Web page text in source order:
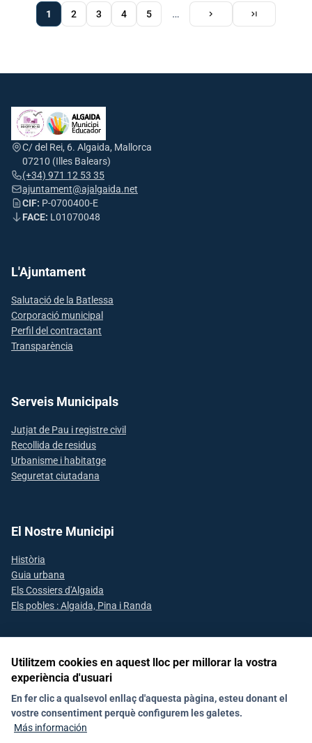
Paginación
Página
actual
1 Page
2 Page
3 Page
4 Page
5 …
Siguiente
página
chevron_right
Última
página
last_page
C/ del Rei, 6. Algaida, Mallorca
07210 (Illes Balears)
(+34) 971 12 53 35
ajuntament@ajalgaida.net
CIF: P-0700400-E
FACE: L01070048
L'Ajuntament
Salutació de la Batlessa
Corporació municipal
Perfil del contractant
Transparència
Serveis Municipals
Jutjat de Pau i registre civil
Recollida de residus
Urbanisme i habitatge
Seguretat ciutadana
El Nostre Municipi
Història
Guia urbana
Els Cossiers d'Algaida
Els pobles : Algaida, Pina i Randa
Segueix-nos a les xarxes socials
Declaració d'accesibilitat Política de Xarxes Socials
Política de galetes (Cookies)
Utilitzem cookies en aquest lloc per millorar la vostra
experiència d'usuari
En fer clic a qualsevol enllaç d'aquesta pàgina, esteu donant el
vostre consentiment perquè configurem les galetes.
Más información